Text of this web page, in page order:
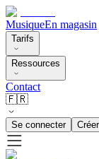
MusiqueEn magasin
Tarifs
Ressources
Contact
🇫🇷
Se connecter